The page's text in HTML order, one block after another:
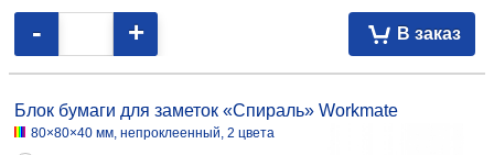
В заказ
- +
Блок бумаги для заметок «Спираль» Workmate
80×80×40 мм, непроклеенный, 2 цвета